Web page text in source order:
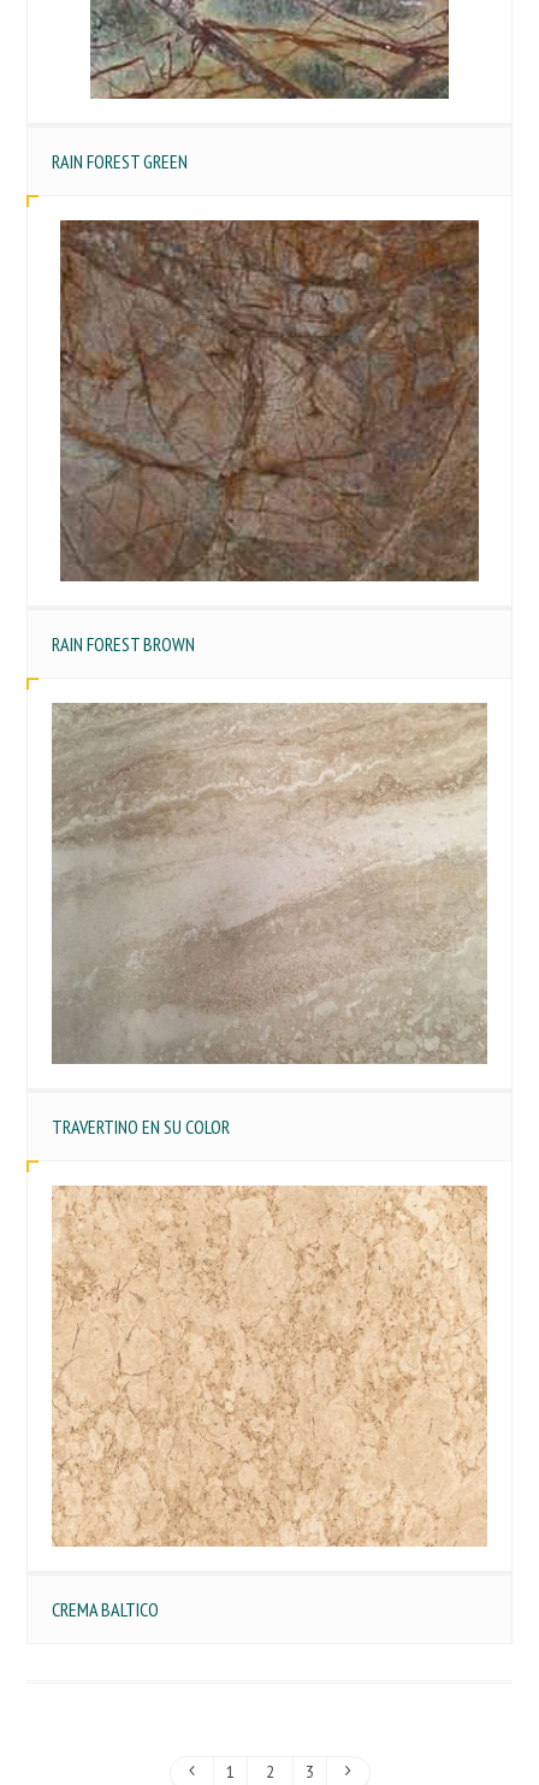
RAIN FOREST GREEN
RAIN FOREST BROWN
TRAVERTINO EN SU COLOR
CREMA BALTICO
1 2 3